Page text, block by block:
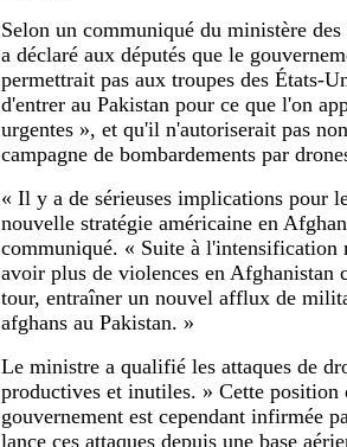
Selon un communiqué du ministère
a déclaré aux députés que le
permettrait pas aux troupes des États-
d'entrer au Pakistan pour ce que l'on
urgentes », et qu'il n'autoriserait pas
campagne de bombardements par
« Il y a de sérieuses implications pour
nouvelle stratégie américaine en
communiqué. « Suite à
avoir plus de violences en Afghanistan
tour, entraîner un nouvel afflux de
afghans au Pakistan. »
Le ministre a qualifié les attaques de
productives et inutiles. » Cette
gouvernement est cependant infirmée
lance ces attaques depuis une base